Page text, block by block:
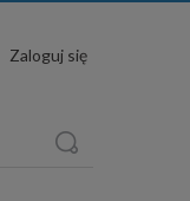
Zaloguj się